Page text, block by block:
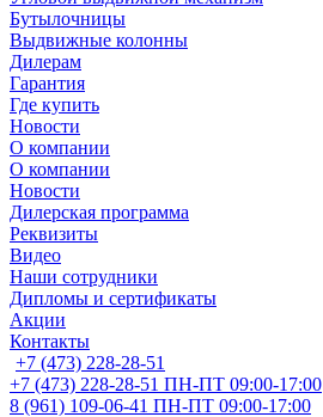
Бутылочницы
Выдвижные колонны
Дилерам
Гарантия
Где купить
Новости
О компании
О компании
Новости
Дилерская программа
Реквизиты
Видео
Наши сотрудники
Дипломы и сертификаты
Акции
Контакты
+7 (473) 228-28-51
+7 (473) 228-28-51 ПН-ПТ 09:00-17:00
8 (961) 109-06-41 ПН-ПТ 09:00-17:00